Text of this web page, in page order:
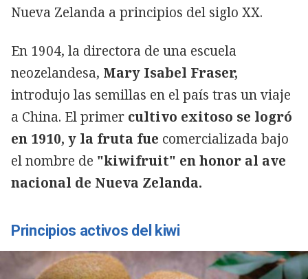
Nueva Zelanda a principios del siglo XX.
En 1904, la directora de una escuela
neozelandesa, Mary Isabel Fraser,
introdujo las semillas en el país tras un viaje
a China. El primer cultivo exitoso se logró
en 1910, y la fruta fue comercializada bajo
el nombre de "kiwifruit" en honor al ave
nacional de Nueva Zelanda.
Principios activos del kiwi